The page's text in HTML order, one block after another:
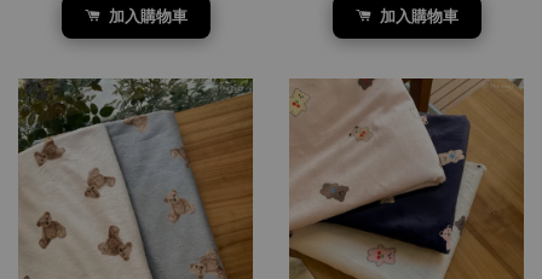
加入購物車 加入購物車